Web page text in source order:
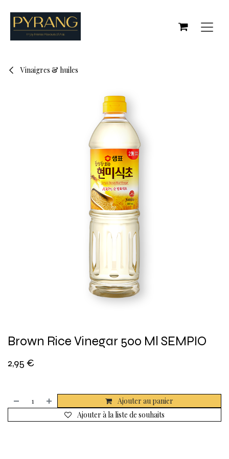
Vinaigres & huiles
Brown Rice Vinegar 500 Ml SEMPIO
2,95 €
Ajouter au panier
Ajouter à la liste de souhaits